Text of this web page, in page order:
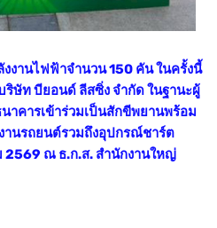
งานไฟฟ้าจำนวน 150 คัน ในครั้งนี้
ริษัทบียอนด์ ลีสซิ่ง จำกัด ในฐานะผู้
าคารเข้าร่วมเป็นสักขีพยานพร้อม
านรถยนต์รวมถึงอุปกรณ์ชาร์ต
2569 ณ ธ.ก.ส. สำนักงานใหญ่